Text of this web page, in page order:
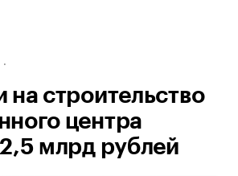
на строительство
центра
млрд рублей